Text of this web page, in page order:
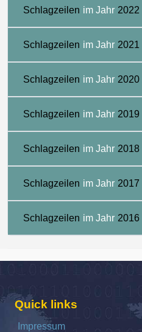
Schlagzeilen im Jahr 2022
Schlagzeilen im Jahr 2021
Schlagzeilen im Jahr 2020
Schlagzeilen im Jahr 2019
Schlagzeilen im Jahr 2018
Schlagzeilen im Jahr 2017
Schlagzeilen im Jahr 2016
Quick links
Impressum